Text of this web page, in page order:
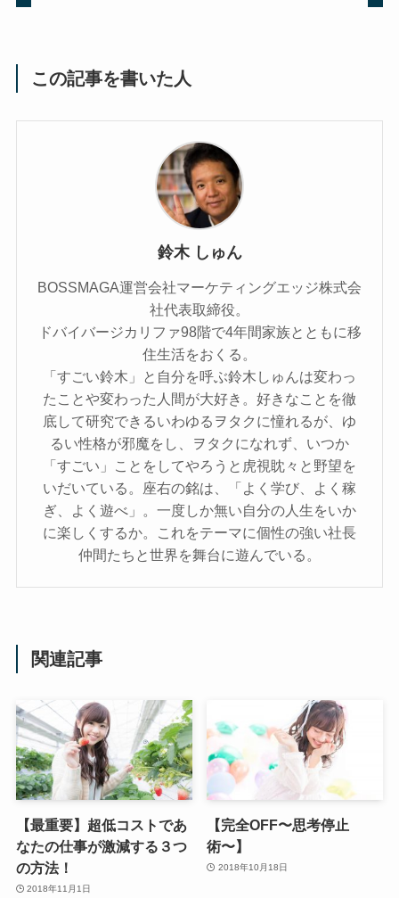
この記事を書いた人
鈴木 しゅん
BOSSMAGA運営会社マーケティングエッジ株式会
社代表取締役。
ドバイバージカリファ98階で4年間家族とともに移
住生活をおくる。
「すごい鈴木」と自分を呼ぶ鈴木しゅんは変わっ
たことや変わった人間が大好き。好きなことを徹
底して研究できるいわゆるヲタクに憧れるが、ゆ
るい性格が邪魔をし、ヲタクになれず、いつか
「すごい」ことをしてやろうと虎視眈々と野望を
いだいている。座右の銘は、「よく学び、よく稼
ぎ、よく遊べ」。一度しか無い自分の人生をいか
に楽しくするか。これをテーマに個性の強い社長
仲間たちと世界を舞台に遊んでいる。
関連記事
【最重要】超低コストであ
なたの仕事が激減する３つ
の方法！
2018年11月1日
【完全OFF〜思考停止
術〜】
2018年10月18日